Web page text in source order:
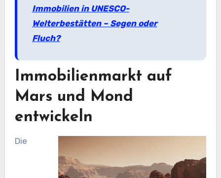
Immobilien in UNESCO-
Welterbestätten – Segen oder
Fluch?
Immobilienmarkt auf
Mars und Mond
entwickeln
Die